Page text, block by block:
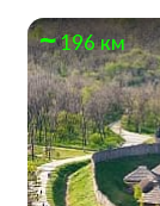
196 км